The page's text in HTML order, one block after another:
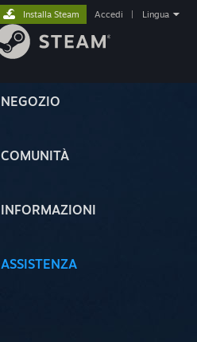
NEGOZIO
COMUNITÀ
INFORMAZIONI
ASSISTENZA
Installa Steam Accedi Lingua